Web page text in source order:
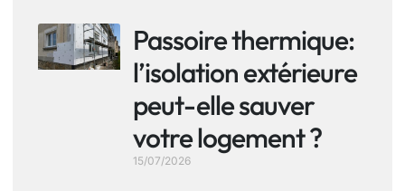
Passoire thermique:
l’isolation extérieure
peut-elle sauver
votre logement ?
15/07/2026